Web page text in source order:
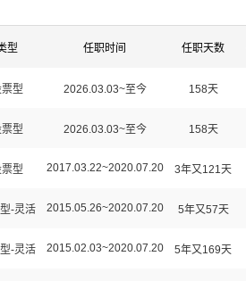
型 任职时间 任职天数
型 2026.03.03~至今 158天
型 2026.03.03~至今 158天
型 2017.03.22~2020.07.20 3年又121天
-灵活 2015.05.26~2020.07.20 5年又57天
-灵活 2015.02.03~2020.07.20 5年又169天